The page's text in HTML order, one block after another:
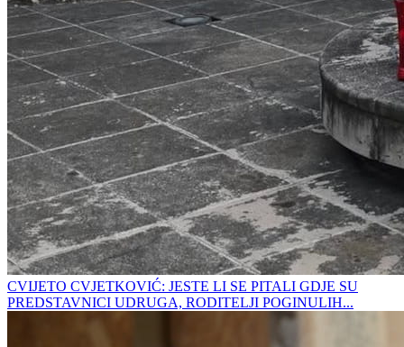
CVIJETO CVJETKOVIĆ: JESTE LI SE PITALI GDJE SU
PREDSTAVNICI UDRUGA, RODITELJI POGINULIH...